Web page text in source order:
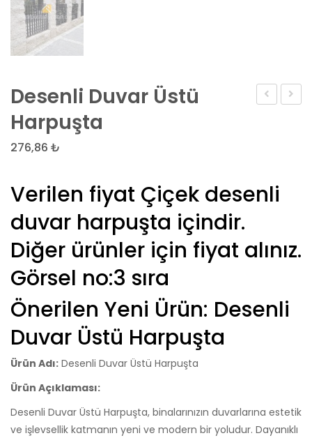
Desenli Duvar Üstü
Harpuşta
276,86 ₺
Verilen fiyat Çiçek desenli
duvar harpuşta içindir.
Diğer ürünler için fiyat alınız.
Görsel no:3 sıra
Önerilen Yeni Ürün: Desenli
Duvar Üstü Harpuşta
Ürün Adı: Desenli Duvar Üstü Harpuşta
Ürün Açıklaması:
Desenli Duvar Üstü Harpuşta, binalarınızın duvarlarına estetik
ve işlevsellik katmanın yeni ve modern bir yoludur. Dayanıklı